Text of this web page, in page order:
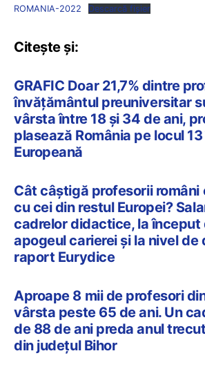
ROMANIA-2022
Descarcă fișier
Citește și:
GRAFIC Doar 21,7% dintre
învățământul preuniversitar
vârsta între 18 și 34 de ani,
plasează România pe locul
Europeană
Cât câștigă profesorii
cu cei din restul Europei?
cadrelor didactice, la început
apogeul carierei și la nivel de
raport Eurydice
Aproape 8 mii de profesori
vârsta peste 65 de ani. Un
de 88 de ani preda anul
din județul Bihor